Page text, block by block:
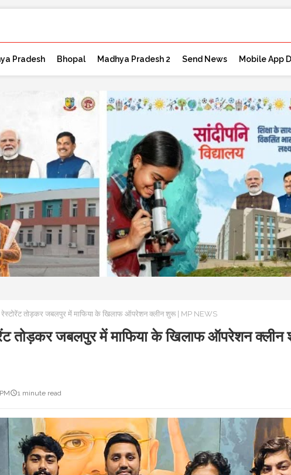
Pradesh Bhopal Madhya Pradesh 2 Send News Mobile App
रेस्टोरेंट तोड़कर जबलपुर में माफिया के खिलाफ ऑपरेशन क्लीन शुरू | MP NEWS
तोड़कर जबलपुर में माफिया के खिलाफ ऑपरेशन
1 minute read